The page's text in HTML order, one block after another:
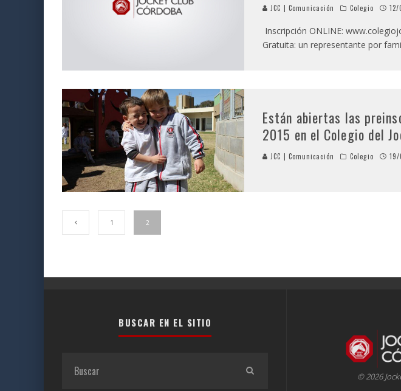
JCC | Comunicación Colegio 12/
Inscripción ONLINE:
Gratuita: un representante por
Están abiertas las
2015 en el Colegio del
JCC | Comunicación Colegio
1 2
BUSCAR EN EL SITIO
© 2026